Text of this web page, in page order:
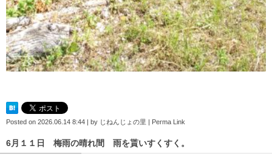
Posted on 2026.06.14 8:44 | by じねんじょの里 | Perma Link
6月１１日 梅雨の晴れ間 雨を貰いすくすく。